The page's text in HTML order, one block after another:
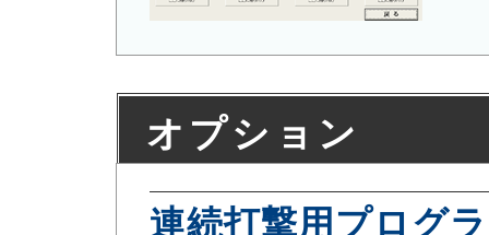
オプション
連続打撃用プログ